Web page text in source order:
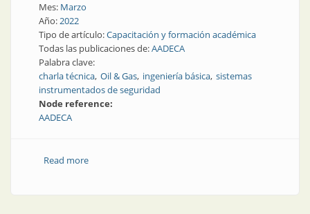
Mes: Marzo
Año:2022
Tipo de artículo:Capacitación y formación académica
Todas las publicaciones de:AADECA
Palabra clave:
charla técnica Oil & Gas ingeniería básica sistemas
instrumentados de seguridad
Node reference:
AADECA
Read moreabout AADECA presente en AOG 2022